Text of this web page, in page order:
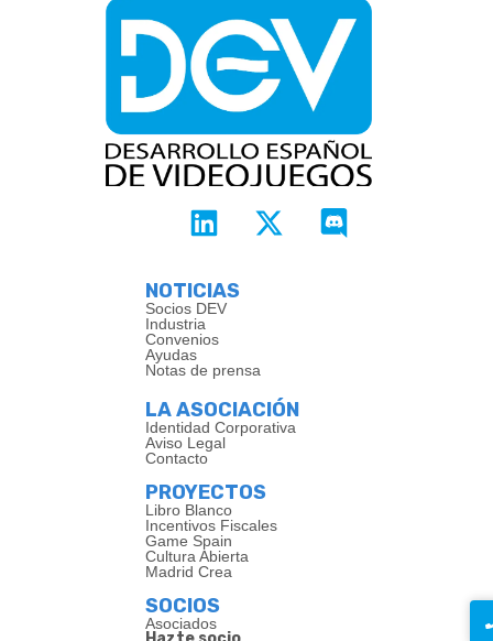
NOTICIAS
Socios DEV
Industria
Convenios
Ayudas
Notas de prensa
LA ASOCIACIÓN
Identidad Corporativa
Aviso Legal
Contacto
PROYECTOS
Libro Blanco
Incentivos Fiscales
Game Spain
Cultura Abierta
Madrid Crea
SOCIOS
Asociados